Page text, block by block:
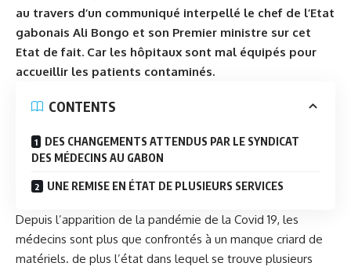
au travers d’un communiqué interpellé le chef de l’Etat
gabonais Ali Bongo et son Premier ministre sur cet
Etat de fait. Car les hôpitaux sont mal équipés pour
accueillir les patients contaminés.
CONTENTS
DES CHANGEMENTS ATTENDUS PAR LE SYNDICAT
DES MÉDECINS AU GABON
UNE REMISE EN ÉTAT DE PLUSIEURS SERVICES
Depuis l’apparition de la pandémie de la Covid 19, les
médecins sont plus que confrontés à un manque criard de
matériels. de plus l’état dans lequel se trouve plusieurs